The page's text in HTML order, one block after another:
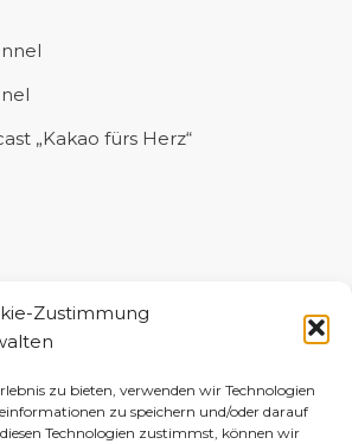
Zustimmung
zu bieten, verwenden wir Technologien
zu speichern und/oder darauf
Technologien zustimmst, können wir
„Kakao fürs Herz“